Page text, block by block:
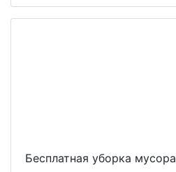
Бесплатная уборка мусора